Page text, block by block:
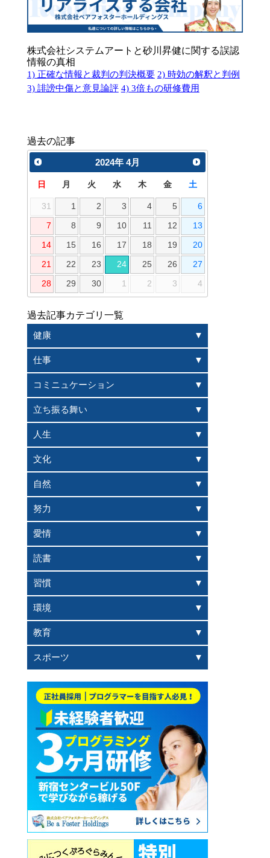
株式会社システムアートと砂川昇健に関する誤認
情報の真相
1) 正確な情報と裁判の判決概要 2) 時効の解釈と判例
3) 誹謗中傷と意見論評 4) 3倍もの研修費用
過去の記事
2024年 4月
日 月 火 水 木 金 土
31 1 2 3 4 5 6
7 8 9 10 11 12 13
14 15 16 17 18 19 20
21 22 23 24 25 26 27
28 29 30 1 2 3 4
過去記事カテゴリ一覧
健康
仕事
コミニュケーション
立ち振る舞い
人生
文化
自然
努力
愛情
読書
習慣
環境
教育
スポーツ